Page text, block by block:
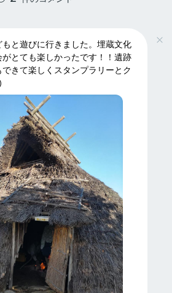
と遊びに行きました。埋蔵文化
とても楽しかったです！！遺跡
きて楽しくスタンプラリーとク